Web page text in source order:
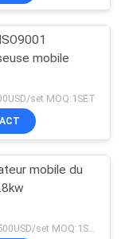
mobile
set MOQ:1SET
mobile du